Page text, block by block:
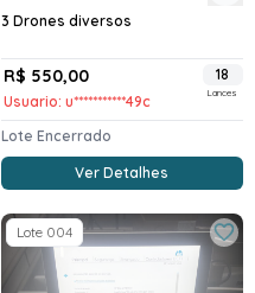
3 Drones diversos
R$ 550,00
Usuario: u***********49c
18
Lances
Lote Encerrado
Ver Detalhes
Lote 004